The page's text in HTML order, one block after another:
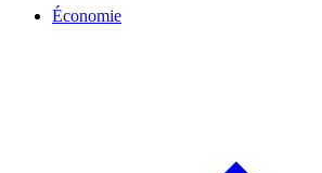
Économie